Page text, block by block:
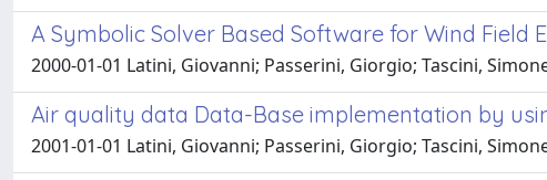
A Symbolic Solver Based Software for Wind Field
2000-01-01 Latini, Giovanni; Passerini, Giorgio; Tascini,
Air quality data Data-Base implementation by
2001-01-01 Latini, Giovanni; Passerini, Giorgio; Tascini,